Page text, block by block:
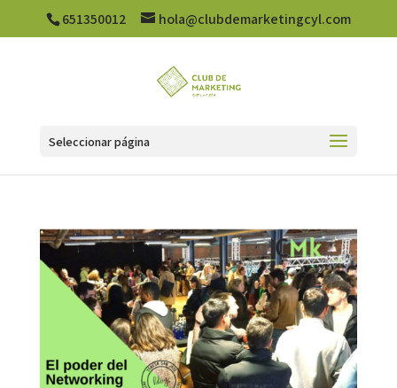
651350012 hola@clubdemarketingcyl.com
Seleccionar página